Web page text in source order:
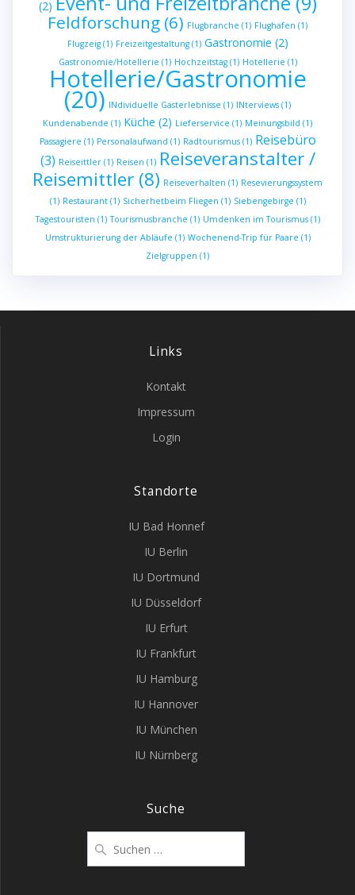
(2)
Feldforschung (6) Flugbranche (1) Flughafen (1)
Flugzeig(1) Freizeitgestaltung(1) Gastronomie (2)
Gastronomie/Hotellerie (1) Hochzeitstag(1) Hotellerie (1)
Hotellerie/Gastronomie
(20) INdividuelle Gasterlebnisse (1) INterviews (1)
Kundenabende (1) Küche (2) Lieferservice (1) Meinungsbild (1)
Passagiere (1) Personalaufwand (1) Radtourismus(1) Reisebüro
(3) Reiseittler(1) Reisen (1) Reiseveranstalter /
Reisemittler (8) Reiseverhalten (1) Resevierungssystem
(1) Restaurant(1) Sicherhetbeim Fliegen (1) Siebengebirge (1)
Tagestouristen (1) Tourismusbranche (1) Umdenken im Tourismus(1)
Umstrukturierung der Abläufe (1) Wochenend-Trip für Paare (1)
Zielgruppen (1)
Links
Kontakt
Impressum
Login
Standorte
IU Bad Honnef
IU Berlin
IU Dortmund
IU Düsseldorf
IU Erfurt
IU Frankfurt
IU Hamburg
IU Hannover
IU München
IU Nürnberg
Suche
nach: